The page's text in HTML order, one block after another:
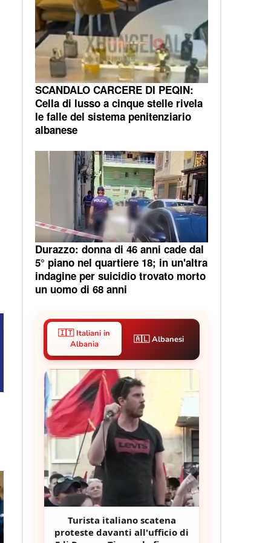
SCANDALO CARCERE DI PEQIN:
Cella di lusso a cinque stelle rivela
le falle del sistema penitenziario
albanese
Durazzo: donna di 46 anni cade dal
5° piano nel quartiere 18; in un'altra
indagine per suicidio trovato morto
un uomo di 68 anni
🇮🇹 Italiani in
Albania
🇦🇱 Albanesi
Turista italiano scatena
proteste davanti all'ufficio di